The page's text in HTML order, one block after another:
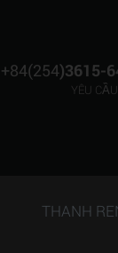
+84(254)3615-
YÊU
THANH